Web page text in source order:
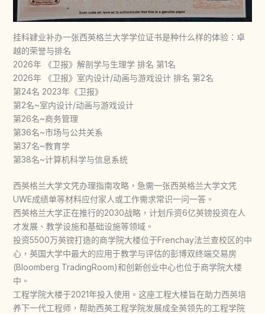
挂科肄业补办一张西英格兰大学学位证书是种什么样的体验：卓
越的荣誉与排名
2026年 《卫报》解剖学与生理学 排名 第1名
2026年 《卫报》室内设计/动画与游戏设计 排名 第2名
第24名 2023年《卫报》
第2名~室内设计/动画与游戏设计
第26名~商务管理
第36名~市场与公共关系
第37名~教育学
第38名~计算机科学与信息系统
西英格兰大学文凭办理指南攻略，急需一张西英格兰大学文凭
UWE成绩单等材料应付家人或工作需求常识一问一答。
西英格兰大学正在推行的2030战略，计划斥资6亿英镑投资在人
才发展、教学设施和基础设施等领域。
投资5500万英镑打造的商学院大楼位于Frenchay法兰查校区的中
心，英国大学中最大的应用于教学与评估的彭博双终端交易房
(Bloomberg TradingRoom)和创新创业中心也位于商学院大楼
中。
工程学院大楼于2021年投入使用。这座工程大楼旨在助力西英培
养下一代工程师，帮助西英工程学院发展成全英领先的工程学院